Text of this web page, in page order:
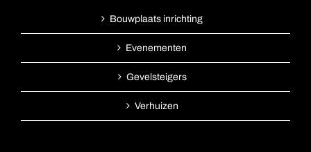
Bouwplaats inrichting
Evenementen
Gevelsteigers
Verhuizen